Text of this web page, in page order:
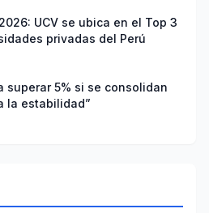
UCV se ubica en el Top 3
privadas del Perú
superar 5% si se consolidan
la estabilidad”